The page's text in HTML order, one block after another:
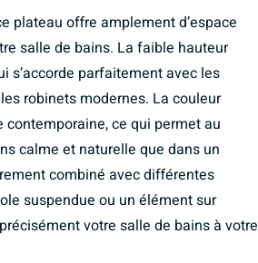
plateau offre amplement d’espace
salle de bains. La faible hauteur
s’accorde parfaitement avec les
robinets modernes. La couleur
ce qui permet au
calme et naturelle que dans un
combiné avec différentes
suspendue ou un élément sur
votre salle de bains à votre